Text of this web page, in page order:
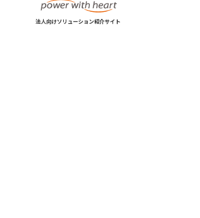
法人向けソリューション紹介サイト